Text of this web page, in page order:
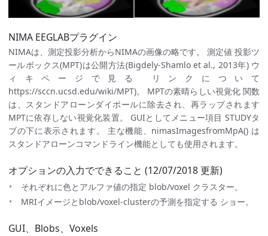
NIMA EEGLABプラグイン
NIMAは、測定投影分析からNIMAの画像の略です。 測定値 投影ツ
ールボックス(MPT)は公開方法(Bigdely-Shamlo et al., 2013年) ウ
ィキページで見る リンクについて
https://sccn.ucsd.edu/wiki/MPT)。 MPTの素晴らしい視覚化 関数
は、スタンドアローンダイポールに除去され、再ラップされます
MPTに依存しない視覚化装置。 GUIとしてメニュー項目 STUDYタ
ブの下に表示されます。 主な機能、nimasImagesfromMpA() は
スタンドアローンコマンドライン機能としても使用されます。
オプションの入力でできること (12/07/2018 更新)
それぞれに色とアルファ値の指定 blob/voxel クラスター。
MRIイメージとblob/voxel-clusterの予測を指定する ショー。
GUI、Blobs、Voxels